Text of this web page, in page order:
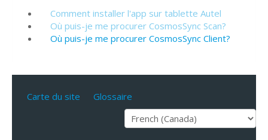
Comment installer l'app sur tablette Autel
Où puis-je me procurer CosmosSync Scan?
Où puis-je me procurer CosmosSync Client?
Carte du site Glossaire